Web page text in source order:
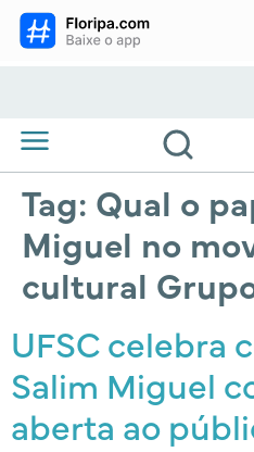
Tag: Qual o
Miguel no
cultural
UFSC celebra
Salim Miguel
aberta ao